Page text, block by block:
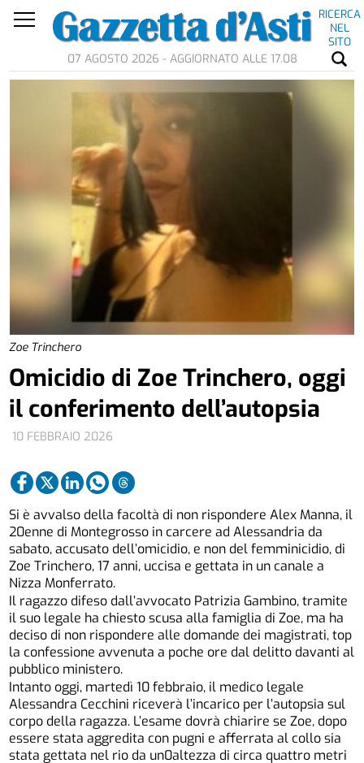
RICERCA
NEL
SITO
07 AGOSTO 2026 - AGGIORNATO ALLE 17.08
Zoe Trinchero
10 FEBBRAIO 2026
Omicidio di Zoe Trinchero, oggi
il conferimento dell’autopsia
Si è avvalso della facoltà di non rispondere Alex Manna, il
20enne di Montegrosso in carcere ad Alessandria da
sabato, accusato dell’omicidio, e non del femminicidio, di
Zoe Trinchero, 17 anni, uccisa e gettata in un canale a
Nizza Monferrato.
Il ragazzo difeso dall’avvocato Patrizia Gambino, tramite
il suo legale ha chiesto scusa alla famiglia di Zoe, ma ha
deciso di non rispondere alle domande dei magistrati, top
la confessione avvenuta a poche ore dal delitto davanti al
pubblico ministero.
Intanto oggi, martedì 10 febbraio, il medico legale
Alessandra Cecchini riceverà l’incarico per l’autopsia sul
corpo della ragazza. L’esame dovrà chiarire se Zoe, dopo
essere stata aggredita con pugni e afferrata al collo sia
stata gettata nel rio da un0altezza di circa quattro metri